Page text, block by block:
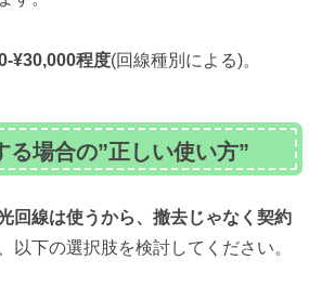
¥30,000程度(回線種別による)。
る場合の”正しい使い方”
回線は使うから、撤去じゃなく契約
以下の選択肢を検討してください。